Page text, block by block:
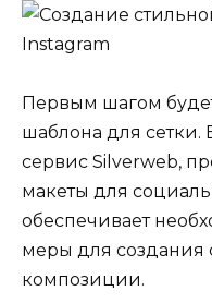
Первым шагом
шаблона для сетки.
сервис Silverweb,
макеты для
обеспечивает
меры для создания
композиции.